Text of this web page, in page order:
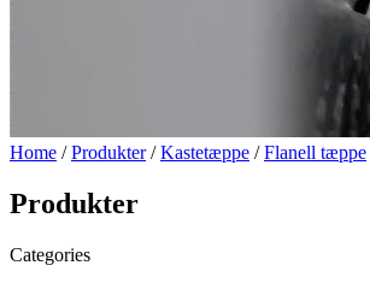
Home /Produkter/Kastetæppe /Flanell tæppe
Produkter
Categories